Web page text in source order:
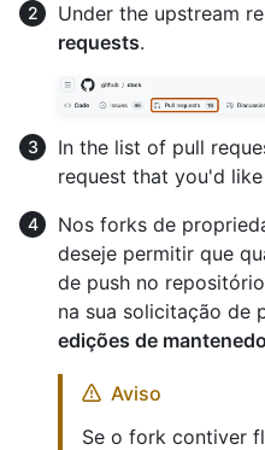
Under the upstream
requests.
In the list of pull
request that you'd
Nos forks de
deseje permitir que
de push no
na sua solicitação de
edições de
Aviso
Se o fork contiver